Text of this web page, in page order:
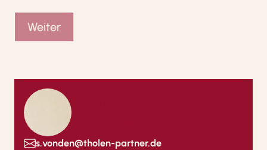
Weiter
s.vonden@tholen-partner.de